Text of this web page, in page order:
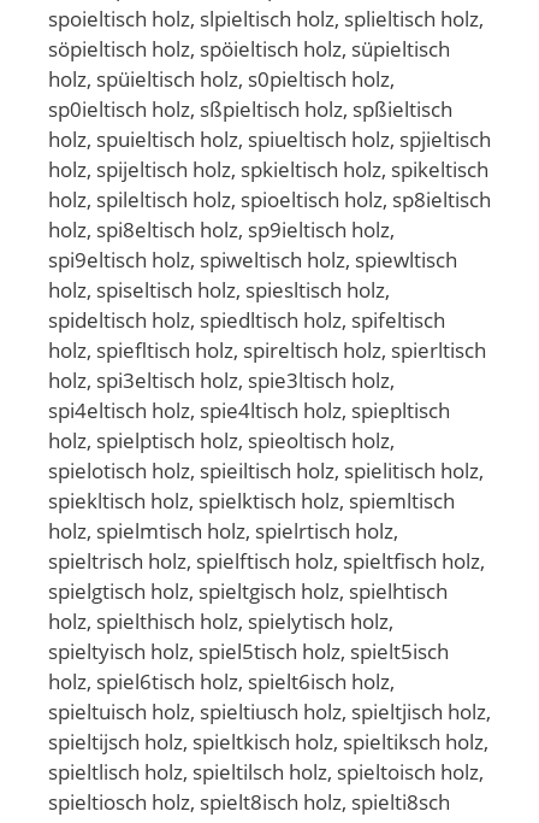
spoieltisch holz, slpieltisch holz, splieltisch holz,
söpieltisch holz, spöieltisch holz, süpieltisch
holz, spüieltisch holz, s0pieltisch holz,
sp0ieltisch holz, sßpieltisch holz, spßieltisch
holz, spuieltisch holz, spiueltisch holz, spjieltisch
holz, spijeltisch holz, spkieltisch holz, spikeltisch
holz, spileltisch holz, spioeltisch holz, sp8ieltisch
holz, spi8eltisch holz, sp9ieltisch holz,
spi9eltisch holz, spiweltisch holz, spiewltisch
holz, spiseltisch holz, spiesltisch holz,
spideltisch holz, spiedltisch holz, spifeltisch
holz, spiefltisch holz, spireltisch holz, spierltisch
holz, spi3eltisch holz, spie3ltisch holz,
spi4eltisch holz, spie4ltisch holz, spiepltisch
holz, spielptisch holz, spieoltisch holz,
spielotisch holz, spieiltisch holz, spielitisch holz,
spiekltisch holz, spielktisch holz, spiemltisch
holz, spielmtisch holz, spielrtisch holz,
spieltrisch holz, spielftisch holz, spieltfisch holz,
spielgtisch holz, spieltgisch holz, spielhtisch
holz, spielthisch holz, spielytisch holz,
spieltyisch holz, spiel5tisch holz, spielt5isch
holz, spiel6tisch holz, spielt6isch holz,
spieltuisch holz, spieltiusch holz, spieltjisch holz,
spieltijsch holz, spieltkisch holz, spieltiksch holz,
spieltlisch holz, spieltilsch holz, spieltoisch holz,
spieltiosch holz, spielt8isch holz, spielti8sch